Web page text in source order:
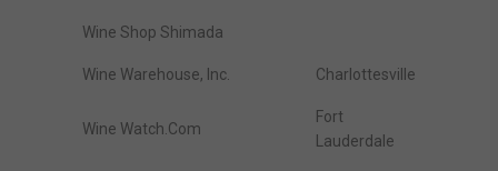
Wine Shop Shimada
Wine Warehouse, Inc. Charlottesville
Wine Watch.Com
Fort
Lauderdale